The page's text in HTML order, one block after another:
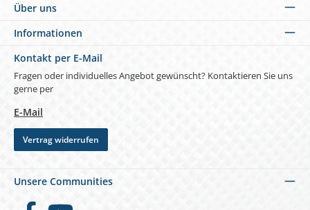
Über uns
Informationen
Kontakt per E-Mail
Fragen oder individuelles Angebot gewünscht? Kontaktieren Sie uns
gerne per
E-Mail
Vertrag widerrufen
Unsere Communities